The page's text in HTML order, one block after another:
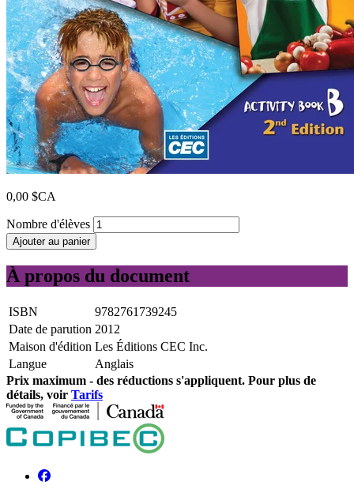
0,00 $CA
Nombre d'élèves
Ajouter au panier
À propos du document
ISBN
9782761739245
Date de parution 2012
Maison d'édition Les Éditions CEC Inc.
Langue
Anglais
Prix ​​maximum - des réductions s'appliquent. Pour plus de
détails, voir Tarifs